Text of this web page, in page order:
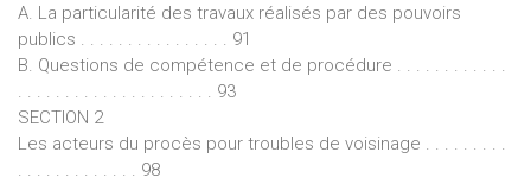
A. La particularité des travaux réalisés par des pouvoirs
publics . . . . . . . . . . . . . . . . 91
B. Questions de compétence et de procédure . . . . . . . . . . . .
. . . . . . . . . . . . . . . . . . . . . 93
SECTION 2
Les acteurs du procès pour troubles de voisinage . . . . . . . . .
. . . . . . . . . . . . . 98